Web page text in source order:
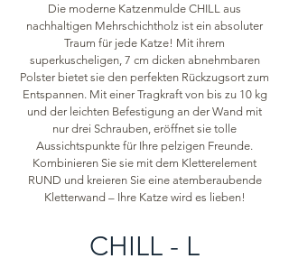
Die moderne Katzenmulde CHILL aus
nachhaltigen Mehrschichtholz ist ein absoluter
Traum für jede Katze! Mit ihrem
superkuscheligen, 7 cm dicken abnehmbaren
Polster bietet sie den perfekten Rückzugsort zum
Entspannen. Mit einer Tragkraft von bis zu 10 kg
und der leichten Befestigung an der Wand mit
nur drei Schrauben, eröffnet sie tolle
Aussichtspunkte für Ihre pelzigen Freunde.
Kombinieren Sie sie mit dem Kletterelement
RUND und kreieren Sie eine atemberaubende
Kletterwand – Ihre Katze wird es lieben!
CHILL - L